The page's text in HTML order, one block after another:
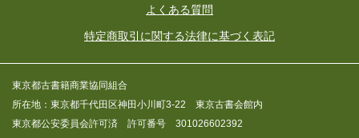
よくある質問
特定商取引に関する法律に基づく表記
東京都古書籍商業協同組合
所在地：東京都千代田区神田小川町3-22 東京古書会館内
東京都公安委員会許可済 許可番号 301026602392